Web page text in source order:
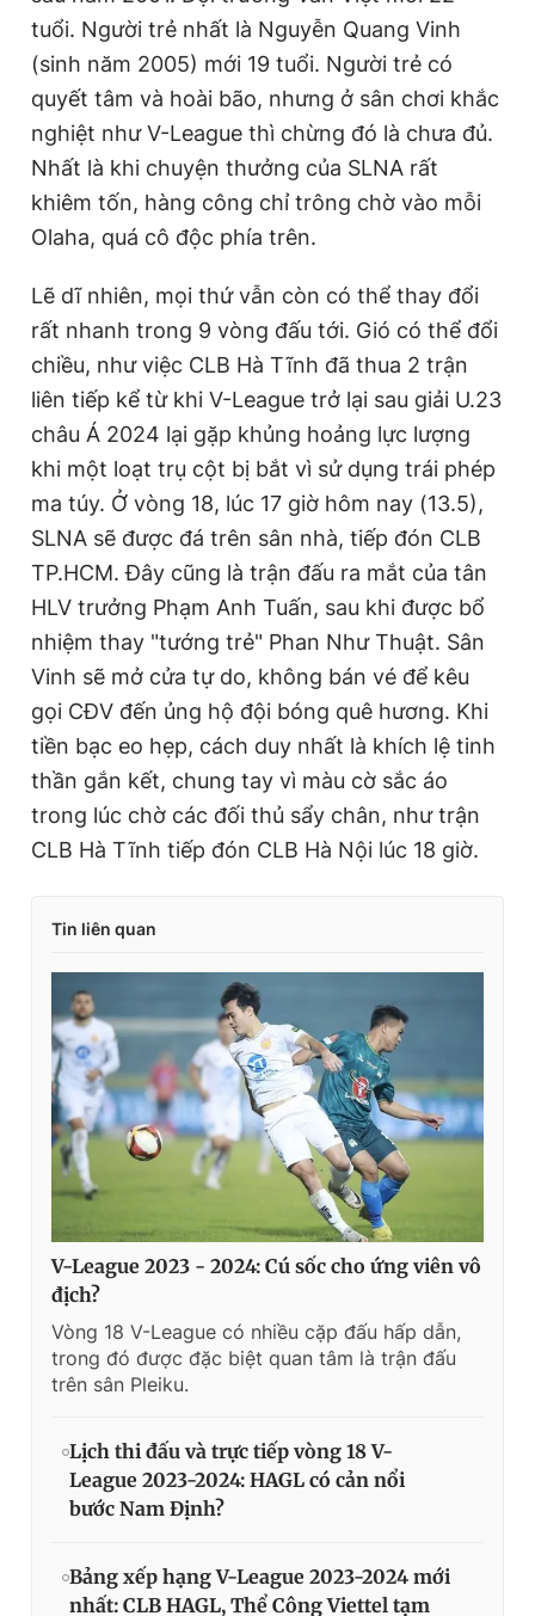
tuổi. Người trẻ nhất là Nguyễn Quang Vinh
(sinh năm 2005) mới 19 tuổi. Người trẻ có
quyết tâm và hoài bão, nhưng ở sân chơi khắc
nghiệt như V-League thì chừng đó là chưa đủ.
Nhất là khi chuyện thưởng của SLNA rất
khiêm tốn, hàng công chỉ trông chờ vào mỗi
Olaha, quá cô độc phía trên.
Lẽ dĩ nhiên, mọi thứ vẫn còn có thể thay đổi
rất nhanh trong 9 vòng đấu tới. Gió có thể đổi
chiều, như việc CLB Hà Tĩnh đã thua 2 trận
liên tiếp kể từ khi V-League trở lại sau giải U.23
châu Á 2024 lại gặp khủng hoảng lực lượng
khi một loạt trụ cột bị bắt vì sử dụng trái phép
ma túy. Ở vòng 18, lúc 17 giờ hôm nay (13.5),
SLNA sẽ được đá trên sân nhà, tiếp đón CLB
TP.HCM. Đây cũng là trận đấu ra mắt của tân
HLV trưởng Phạm Anh Tuấn, sau khi được bổ
nhiệm thay "tướng trẻ" Phan Như Thuật. Sân
Vinh sẽ mở cửa tự do, không bán vé để kêu
gọi CĐV đến ủng hộ đội bóng quê hương. Khi
tiền bạc eo hẹp, cách duy nhất là khích lệ tinh
thần gắn kết, chung tay vì màu cờ sắc áo
trong lúc chờ các đối thủ sẩy chân, như trận
CLB Hà Tĩnh tiếp đón CLB Hà Nội lúc 18 giờ.
Tin liên quan
V-League 2023 - 2024: Cú sốc cho ứng viên vô
địch?
Vòng 18 V-League có nhiều cặp đấu hấp dẫn,
trong đó được đặc biệt quan tâm là trận đấu
trên sân Pleiku.
Lịch thi đấu và trực tiếp vòng 18 V-
League 2023-2024: HAGL có cản nổi
bước Nam Định?
Bảng xếp hạng V-League 2023-2024 mới
nhất: CLB HAGL, Thể Công Viettel tạm